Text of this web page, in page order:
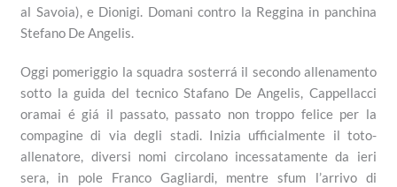
al Savoia), e Dionigi. Domani contro la Reggina in panchina
Stefano De Angelis.
Oggi pomeriggio la squadra sosterrá il secondo allenamento
sotto la guida del tecnico Stafano De Angelis, Cappellacci
oramai é giá il passato, passato non troppo felice per la
compagine di via degli stadi. Inizia ufficialmente il toto-
allenatore, diversi nomi circolano incessatamente da ieri
sera, in pole Franco Gagliardi, mentre sfum l’arrivo di